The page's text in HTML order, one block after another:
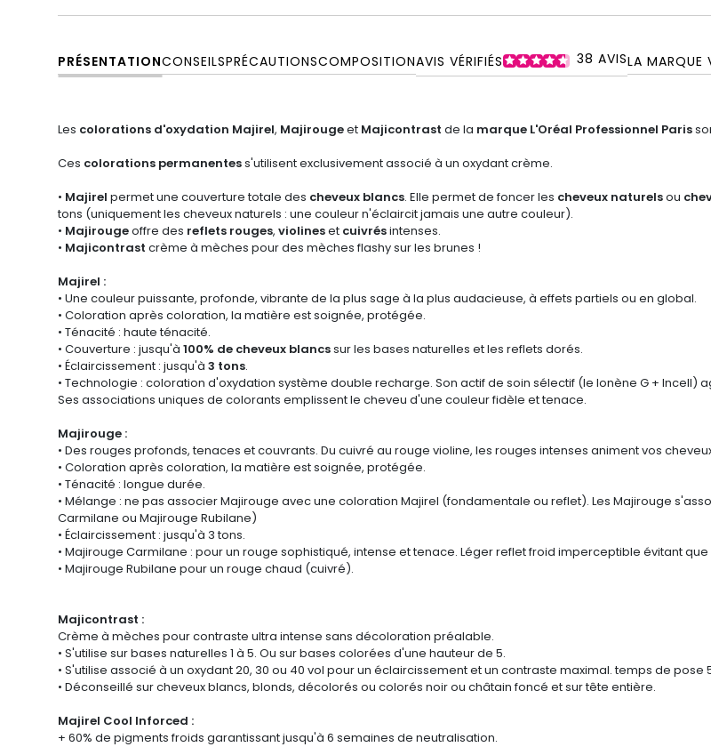
PRÉSENTATIONCONSEILSPRÉCAUTIONSCOMPOSITIONAVIS VÉRIFIÉS 38 AVISLA MARQUE
Les colorations d'oxydation Majirel, Majirougeet Majicontrast de la marque L'Oréal Professionnel Paris
Ces colorations permanentess'utilisent exclusivement associé à un oxydant crème.
• Majirel permet une couverture totale des cheveux blancs. Elle permet de foncer les cheveux naturelsou
tons (uniquement les cheveux naturels : une couleur n'éclaircit jamais une autre couleur).
• Majirougeoffre des reflets rouges, violineset cuivrésintenses.
• Majicontrast crème à mèches pour des mèches flashy sur les brunes !
Majirel :
• Une couleur puissante, profonde, vibrante de la plus sage à la plus audacieuse, à effets partiels ou en global.
• Coloration après coloration, la matière est soignée, protégée.
• Ténacité : haute ténacité.
• Couverture : jusqu'à 100% de cheveux blancssur les bases naturelles et les reflets dorés.
• Éclaircissement : jusqu'à 3 tons.
• Technologie : coloration d'oxydation système double recharge. Son actif de soin sélectif (le Ionène G + Incell)
Ses associations uniques de colorants emplissent le cheveu d'une couleur fidèle et tenace.
Majirouge :
• Des rouges profonds, tenaces et couvrants. Du cuivré au rouge violine, les rouges intenses animent vos
• Coloration après coloration, la matière est soignée, protégée.
• Ténacité : longue durée.
• Mélange : ne pas associer Majirouge avec une coloration Majirel (fondamentale ou reflet). Les Majirouge
Carmilane ou Majirouge Rubilane)
• Éclaircissement : jusqu'à 3 tons.
• Majirouge Carmilane : pour un rouge sophistiqué, intense et tenace. Léger reflet froid imperceptible évitant
• Majirouge Rubilane pour un rouge chaud (cuivré).
Majicontrast :
Crème à mèches pour contraste ultra intense sans décoloration préalable.
• S'utilise sur bases naturelles 1 à 5. Ou sur bases colorées d'une hauteur de 5.
• S'utilise associé à un oxydant 20, 30 ou 40 vol pour un éclaircissement et un contraste maximal. temps de pose
• Déconseillé sur cheveux blancs, blonds, décolorés ou colorés noir ou châtain foncé et sur tête entière.
Majirel Cool Inforced :
+ 60% de pigments froids garantissant jusqu'à 6 semaines de neutralisation.